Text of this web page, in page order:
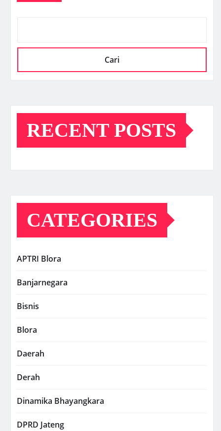
Cari
RECENT POSTS
CATEGORIES
APTRI Blora
Banjarnegara
Bisnis
Blora
Daerah
Derah
Dinamika Bhayangkara
DPRD Jateng